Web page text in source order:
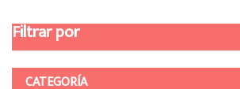
Filtrar por
CATEGORÍA